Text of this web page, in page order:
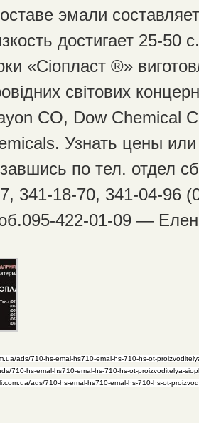
эмали
достигает 25-50
«Сіопласт ®»
світових
CO, Dow Chemical
Узнать цены
по тел. отдел
341-18-70, 341-04-96
422-01-09 —